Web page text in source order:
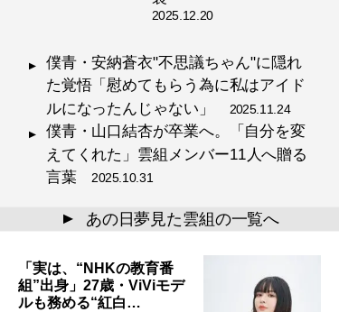
2025.12.20
僕青・安納蒼衣"不思議ちゃん"に隠れ
た覚悟「慰めてもらう為に私はアイド
ルになったんじゃない」 2025.11.24
僕青・山口結杏が卒業へ。「自分を変
えてくれた」雲組メンバー11人へ贈る
言葉 2025.10.31
▲ あの日夢見た雲組の一覧へ
「実は、“NHKの教育番
組”出身」27歳・ViViモデ
ルも務める“紅白…